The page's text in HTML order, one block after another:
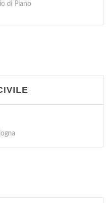
di Piano
Vergato